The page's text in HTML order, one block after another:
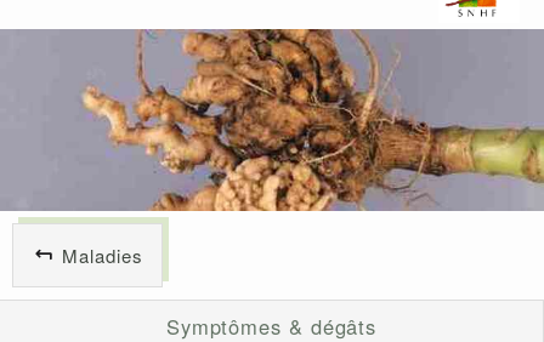
Maladies
Symptômes & dégâts